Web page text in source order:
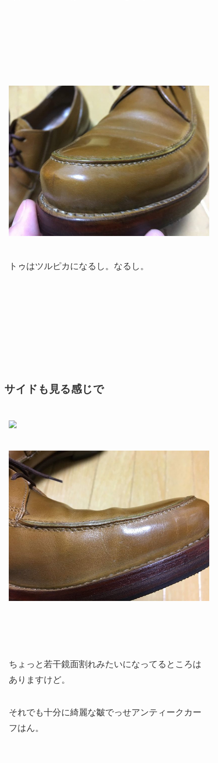
トゥはツルピカになるし。なるし。
サイドも見る感じで
ちょっと若干鏡面割れみたいになってるところは
ありますけど。
それでも十分に綺麗な皺でっせアンティークカー
フはん。